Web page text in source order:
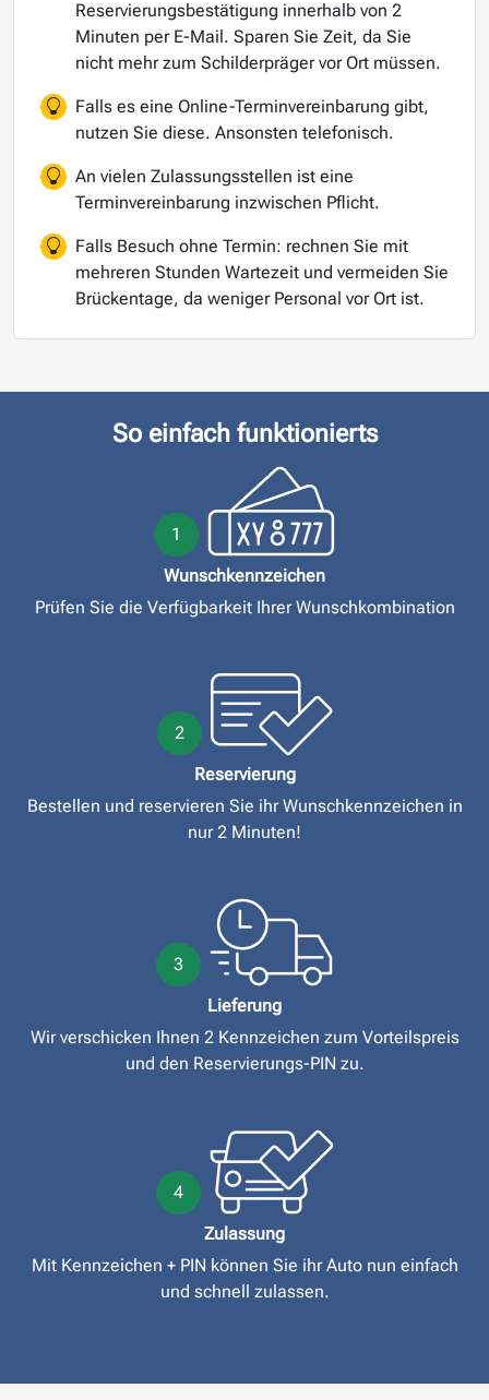
Reservierungsbestätigung innerhalb von 2
Minuten per E-Mail. Sparen Sie Zeit, da Sie
nicht mehr zum Schilderpräger vor Ort müssen.
Falls es eine Online-Terminvereinbarung gibt,
nutzen Sie diese. Ansonsten telefonisch.
An vielen Zulassungsstellen ist eine
Terminvereinbarung inzwischen Pflicht.
Falls Besuch ohne Termin: rechnen Sie mit
mehreren Stunden Wartezeit und vermeiden Sie
Brückentage, da weniger Personal vor Ort ist.
So einfach funktionierts
1
Wunschkennzeichen
Prüfen Sie die Verfügbarkeit Ihrer Wunschkombination
2
Reservierung
Bestellen und reservieren Sie ihr Wunschkennzeichen in
nur 2 Minuten!
3
Lieferung
Wir verschicken Ihnen 2 Kennzeichen zum Vorteilspreis
und den Reservierungs-PIN zu.
4
Zulassung
Mit Kennzeichen + PIN können Sie ihr Auto nun einfach
und schnell zulassen.